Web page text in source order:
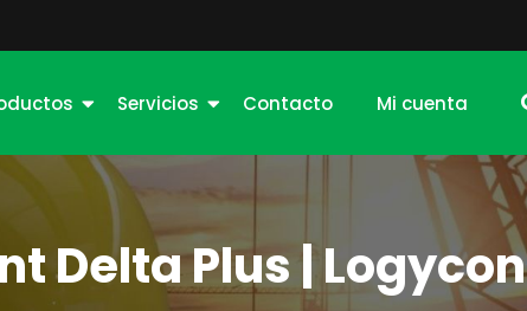
Servicios Contacto Mi cuenta
Delta Plus | Logycon